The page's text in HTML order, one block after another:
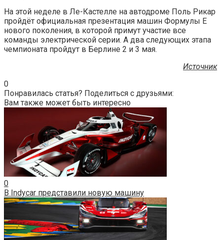
На этой неделе в Ле-Кастелле на автодроме Поль Рикар
пройдёт официальная презентация машин Формулы E
нового поколения, в которой примут участие все
команды электрической серии. А два следующих этапа
чемпионата пройдут в Берлине 2 и 3 мая.
Источник
0
Понравилась статья? Поделиться с друзьями:
Вам также может быть интересно
0
В Indycar представили новую машину